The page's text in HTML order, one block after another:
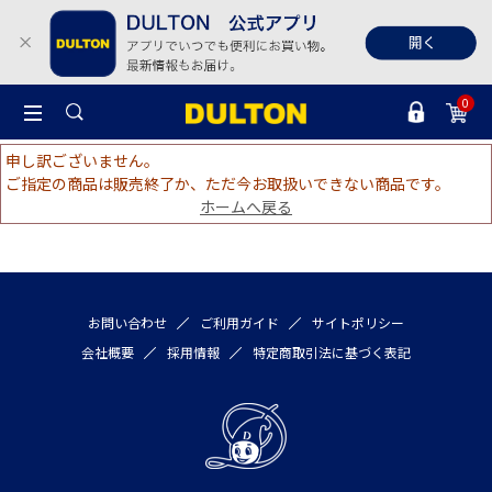
0
申し訳ございません。
ご指定の商品は販売終了か、ただ今お取扱いできない商品です。
ホームへ戻る
お問い合わせ ご利用ガイド
サイトポリシー
会社概要
採用情報 特定商取引法に基づく表記